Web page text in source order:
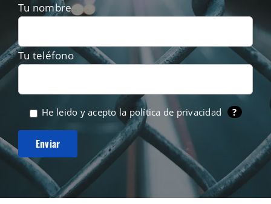
Tu nombre
Tu teléfono
He leido y acepto la política de privacidad ?